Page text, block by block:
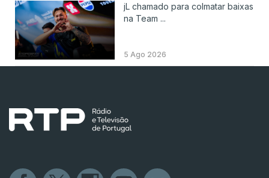
jL chamado para colmatar baixas
na Team ...
5 Ago 2026